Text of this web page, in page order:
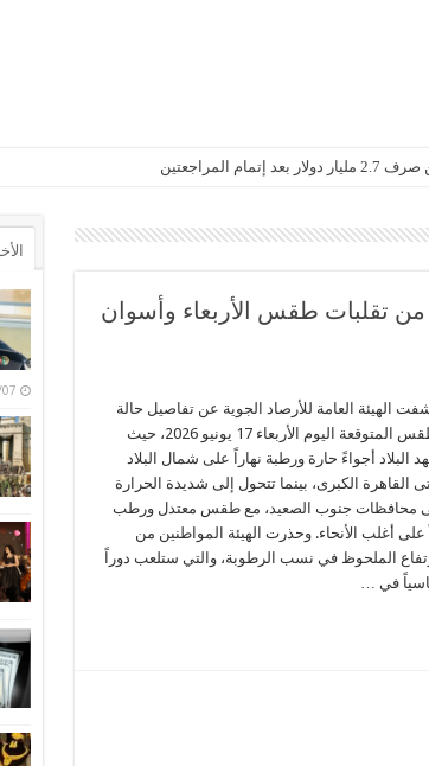
من تقلبات طقس الأربعاء وأسوان
الهيئة العامة للأرصاد الجوية عن تفاصيل حالة
الطقس المتوقعة اليوم الأربعاء 17 يونيو 2026، حيث
البلاد أجواءً حارة ورطبة نهاراً على شمال البلاد
القاهرة الكبرى، بينما تتحول إلى شديدة الحرارة
محافظات جنوب الصعيد، مع طقس معتدل ورطب
على أغلب الأنحاء. وحذرت الهيئة المواطنين من
الملحوظ في نسب الرطوبة، والتي ستلعب دوراً
في …